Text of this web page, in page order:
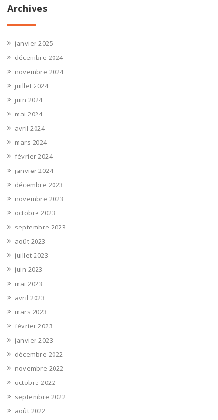
Archives
janvier 2025
décembre 2024
novembre 2024
juillet 2024
juin 2024
mai 2024
avril 2024
mars 2024
février 2024
janvier 2024
décembre 2023
novembre 2023
octobre 2023
septembre 2023
août 2023
juillet 2023
juin 2023
mai 2023
avril 2023
mars 2023
février 2023
janvier 2023
décembre 2022
novembre 2022
octobre 2022
septembre 2022
août 2022